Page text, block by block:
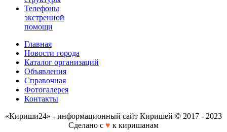
Телефоны
экстренной
помощи
Главная
Новости города
Каталог организаций
Объявления
Справочная
Фотогалерея
Контакты
«Кириши24» - информационный сайт Киришей © 2017 - 2023
Сделано с ♥ к киришанам